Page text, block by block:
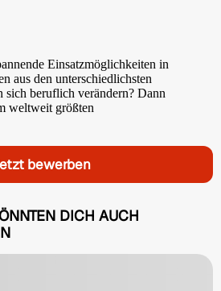
Einsatzmöglichkeiten in
aus den unterschiedlichsten
sich beruflich verändern? Dann
weltweit größten
bewerben
DICH AUCH